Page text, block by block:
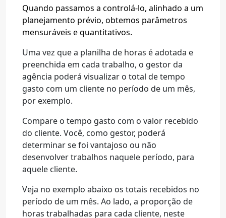
Quando passamos a controlá-lo, alinhado a um
planejamento prévio, obtemos parâmetros
mensuráveis e quantitativos.
Uma vez que a planilha de horas é adotada e
preenchida em cada trabalho, o gestor da
agência poderá visualizar o total de tempo
gasto com um cliente no período de um mês,
por exemplo.
Compare o tempo gasto com o valor recebido
do cliente. Você, como gestor, poderá
determinar se foi vantajoso ou não
desenvolver trabalhos naquele período, para
aquele cliente.
Veja no exemplo abaixo os totais recebidos no
período de um mês. Ao lado, a proporção de
horas trabalhadas para cada cliente, neste